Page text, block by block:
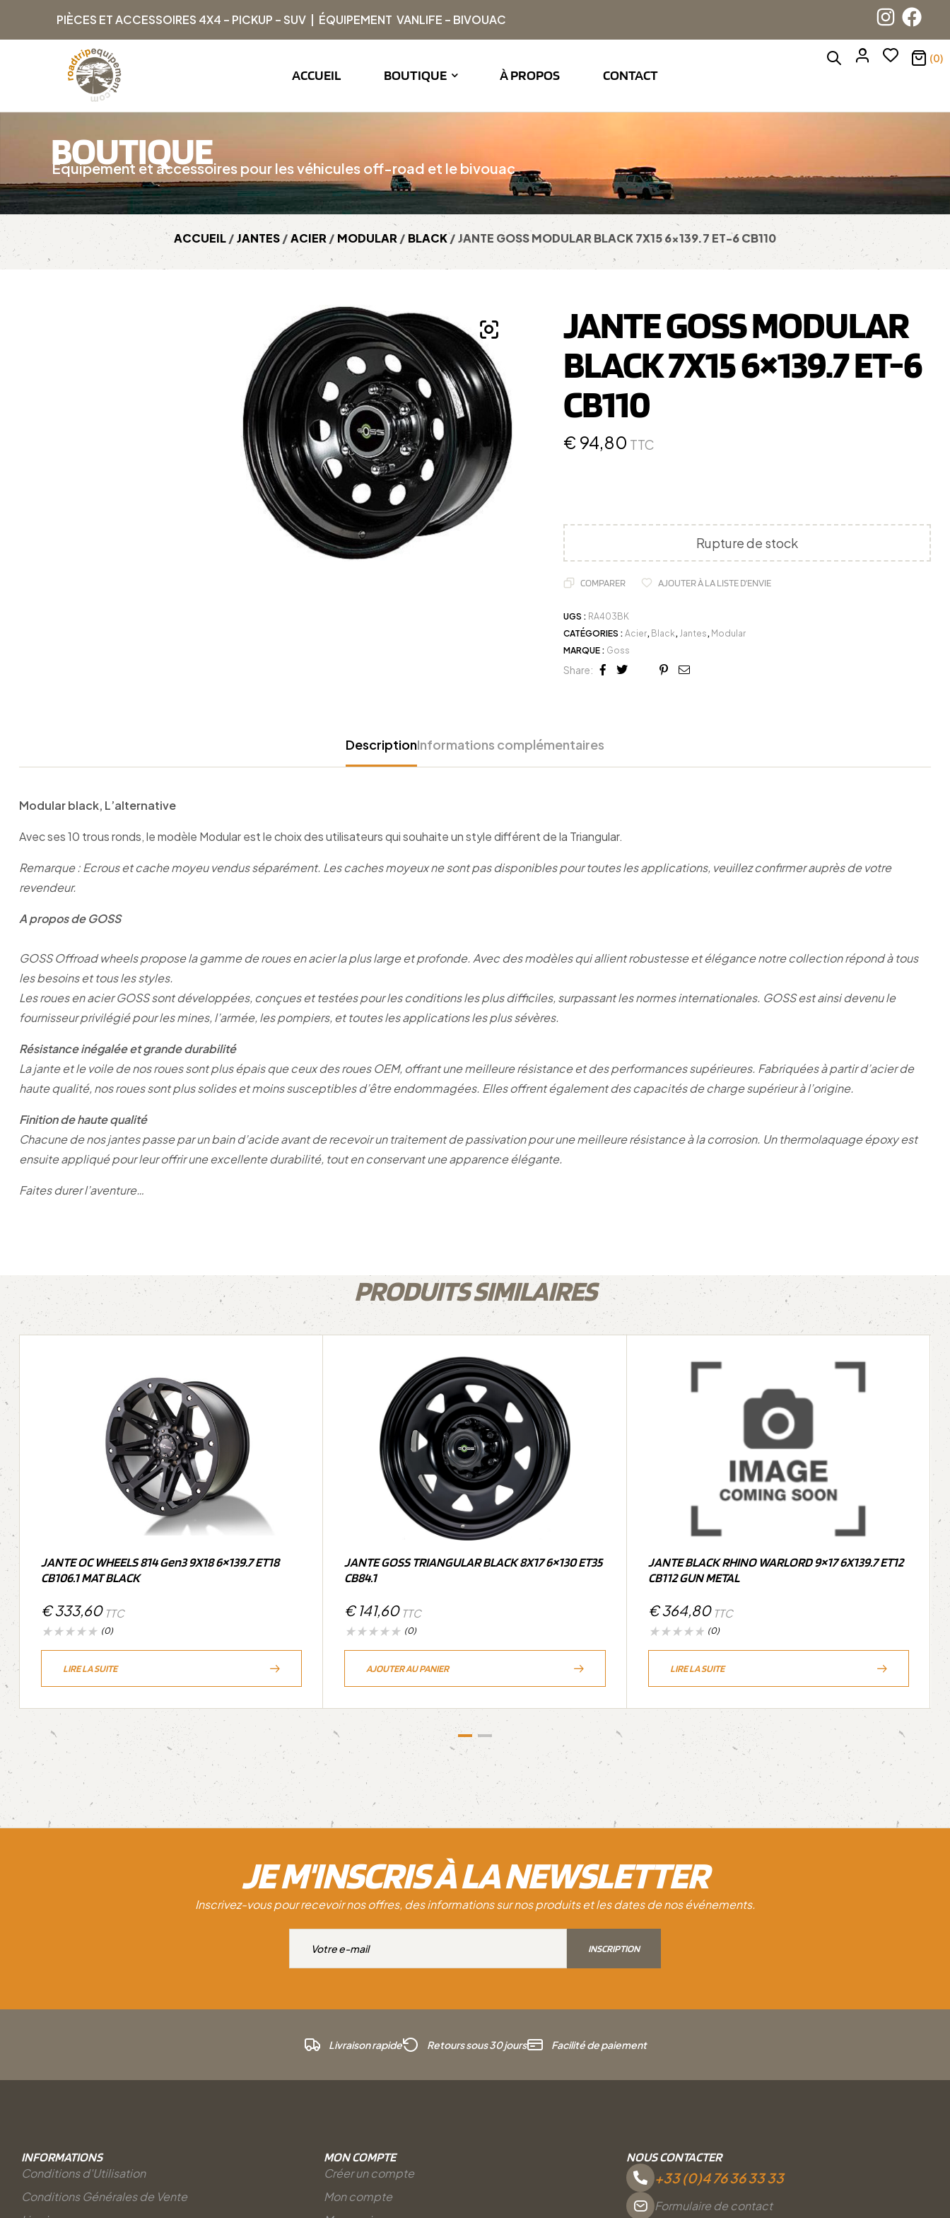
PIÈCES ET ACCESSOIRES 4X4 – PICKUP – SUV | ÉQUIPEMENT VANLIFE – BIVOUAC
ACCUEIL BOUTIQUE À PROPOS CONTACT
(0)
BOUTIQUE
Équipement et accessoires pour les véhicules off-road et le bivouac
ACCUEIL/JANTES/ACIER / MODULAR/BLACK/ JANTE GOSS MODULAR BLACK 7X15 6×139.7 ET-6 CB110
JANTE GOSS MODULAR
BLACK 7X15 6×139.7 ET-6
CB110
€ 94,80 TTC
Rupture de stock
COMPARER AJOUTER À LA LISTE D'ENVIE
UGS : RA403BK
CATÉGORIES : Acier, Black, Jantes, Modular
MARQUE : Goss
Share:
Facebook
TwitterLinkedin
Google+
Pinterest
Email
DescriptionInformations complémentaires
Modular black, L’alternative
Avec ses 10 trous ronds, le modèle Modular est le choix des utilisateurs qui souhaite un style différent de la Triangular.
Remarque : Ecrous et cache moyeu vendus séparément. Les caches moyeux ne sont pas disponibles pour toutes les applications, veuillez confirmer auprès de votre
revendeur.
A propos de GOSS
GOSS Offroad wheels propose la gamme de roues en acier la plus large et profonde. Avec des modèles qui allient robustesse et élégance notre collection répond à tous
les besoins et tous les styles.
Les roues en acier GOSS sont développées, conçues et testées pour les conditions les plus difficiles, surpassant les normes internationales. GOSS est ainsi devenu le
fournisseur privilégié pour les mines, l’armée, les pompiers, et toutes les applications les plus sévères.
Résistance inégalée et grande durabilité
La jante et le voile de nos roues sont plus épais que ceux des roues OEM, offrant une meilleure résistance et des performances supérieures. Fabriquées à partir d’acier de
haute qualité, nos roues sont plus solides et moins susceptibles d’être endommagées. Elles offrent également des capacités de charge supérieur à l’origine.
Finition de haute qualité
Chacune de nos jantes passe par un bain d’acide avant de recevoir un traitement de passivation pour une meilleure résistance à la corrosion. Un thermolaquage époxy est
ensuite appliqué pour leur offrir une excellente durabilité, tout en conservant une apparence élégante.
Faites durer l’aventure…
PRODUITS SIMILAIRES
JANTE OC WHEELS 814 Gen3 9X18 6×139.7 ET18
CB106.1 MAT BLACK
€333,60TTC
(0)
LIRE LA SUITE
JANTE GOSS TRIANGULAR BLACK 8X17 6×130 ET35
CB84.1
€141,60TTC
(0)
AJOUTER AU PANIER
JANTE BLACK RHINO WARLORD 9×17 6X139.7 ET12
CB112 GUN METAL
€364,80TTC
(0)
LIRE LA SUITE
JE M'INSCRIS À LA NEWSLETTER
Inscrivez-vous pour recevoir nos offres, des informations sur nos produits et les dates de nos événements.
INSCRIPTION
Livraison rapide Retours sous 30 jours Facilité de paiement
INFORMATIONS
Conditions d'Utilisation
Conditions Générales de Vente
MON COMPTE
Créer un compte
Mon compte
NOUS CONTACTER
+33 (0)4 76 36 33 33
Formulaire de contact